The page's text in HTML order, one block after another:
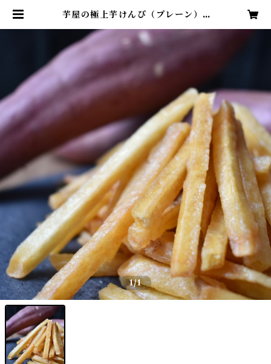
芋屋の極上芋けんぴ（プレーン） |
1/1